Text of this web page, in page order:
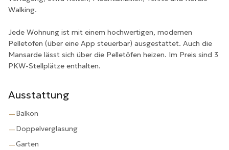
Walking.
Jede Wohnung ist mit einem hochwertigen, modernen
Pelletofen (über eine App steuerbar) ausgestattet. Auch die
Mansarde lässt sich über die Pelletöfen heizen. Im Preis sind 3
PKW-Stellplätze enthalten.
Ausstattung
—Balkon
—Doppelverglasung
—Garten